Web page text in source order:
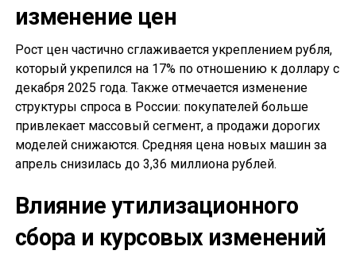
изменение цен
Рост цен частично сглаживается укреплением рубля,
который укрепился на 17% по отношению к доллару с
декабря 2025 года. Также отмечается изменение
структуры спроса в России: покупателей больше
привлекает массовый сегмент, а продажи дорогих
моделей снижаются. Средняя цена новых машин за
апрель снизилась до 3,36 миллиона рублей.
Влияние утилизационного
сбора и курсовых изменений